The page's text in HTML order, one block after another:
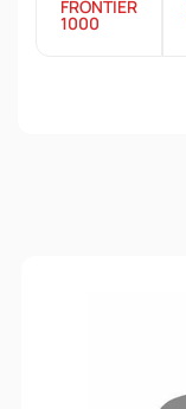
FRONTIER
1000